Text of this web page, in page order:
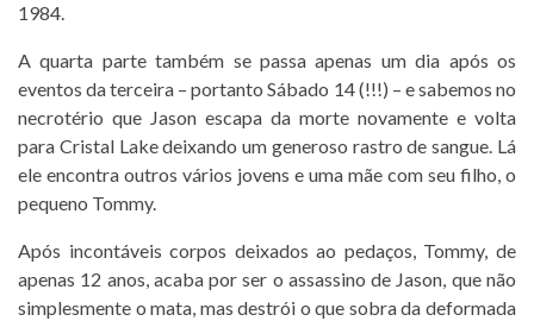
1984.
A quarta parte também se passa apenas um dia após os
eventos da terceira – portanto Sábado 14 (!!!) – e sabemos no
necrotério que Jason escapa da morte novamente e volta
para Cristal Lake deixando um generoso rastro de sangue. Lá
ele encontra outros vários jovens e uma mãe com seu filho, o
pequeno Tommy.
Após incontáveis corpos deixados ao pedaços, Tommy, de
apenas 12 anos, acaba por ser o assassino de Jason, que não
simplesmente o mata, mas destrói o que sobra da deformada